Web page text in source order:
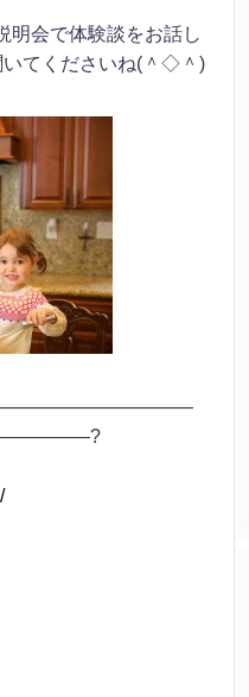
明会で体験談をお話し
いてくださいね(＾◇＾)